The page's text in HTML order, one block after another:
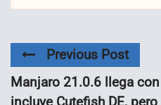
Previous Post
Manjaro 21.0.6 llega
incluye Cutefish DE,